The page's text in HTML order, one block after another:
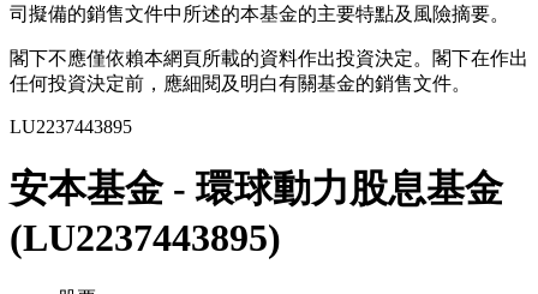
司擬備的銷售文件中所述的本基金的主要特點及風險摘要。
閣下不應僅依賴本網頁所載的資料作出投資決定。閣下在作出
任何投資決定前，應細閱及明白有關基金的銷售文件。
LU2237443895
安本基金 - 環球動力股息基金
(LU2237443895)